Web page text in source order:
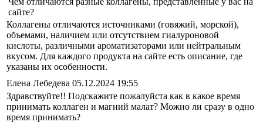
сайте?
Коллагены отличаются источниками (говяжий, морской),
объемами, наличием или отсутствием гиалуроновой
кислоты, различными ароматизаторами или нейтральным
вкусом. Для каждого продукта на сайте есть описание, где
указаны их особенности.
Елена Лебедева 05.12.2024 19:55
Здравствуйте!! Подскажите пожалуйста как в какое время
принимать коллаген и магний малат? Можно ли сразу в одно
время принимать?